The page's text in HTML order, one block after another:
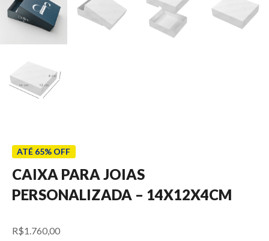
ATÉ 65% OFF
CAIXA PARA JOIAS
PERSONALIZADA – 14X12X4CM
R$1.760,00